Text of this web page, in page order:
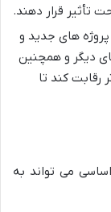
تأثیر قرار دهند.
پروژه های جدید و
دیگر و همچنین
رقابت کند تا
اساسی می تواند به